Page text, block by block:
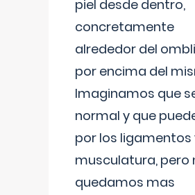
piel desde dentro,
concretamente
alrededor del
por encima del
Imaginamos que
normal y que
por los ligamentos
musculatura, pero
quedamos mas